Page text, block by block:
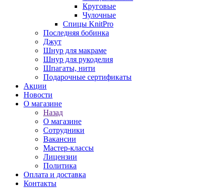
Круговые
Чулочные
Спицы KnitPro
Последняя бобинка
Джут
Шнур для макраме
Шнур для рукоделия
Шпагаты, нити
Подарочные сертификаты
Акции
Новости
О магазине
Назад
О магазине
Сотрудники
Вакансии
Мастер-классы
Лицензии
Политика
Оплата и доставка
Контакты